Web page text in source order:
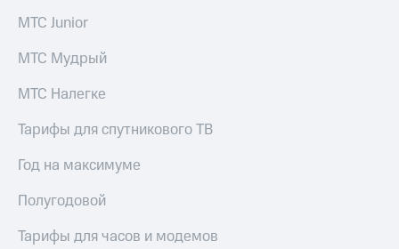
акционера
Акционерный
капитал
Контроль
аудит
акций
Описание
приобретения
выкупа
МТС Junior
МТС Мудрый
МТС Налегке
Тарифы для спутникового ТВ
Год на максимуме
Полугодовой
Тарифы для часов и модемов